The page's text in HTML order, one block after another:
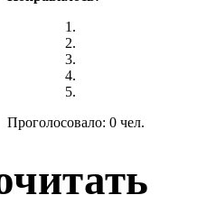
Проголосовало: 0 чел.